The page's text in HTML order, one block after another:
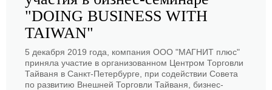
"DOING BUSINESS WITH
TAIWAN"
5 декабря 2019 года, компания ООО "МАГНИТ плюс"
приняла участие в организованном Центром Торговли
Тайваня в Санкт-Петербурге, при содействии Совета
по развитию Внешней Торговли Тайваня, бизнес-